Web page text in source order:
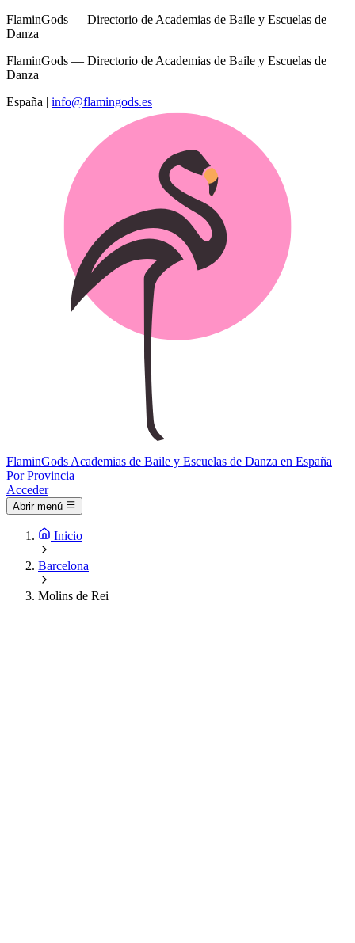
FlaminGods — Directorio de Academias de Baile y Escuelas de
Danza
FlaminGods — Directorio de Academias de Baile y Escuelas de
Danza
España | info@flamingods.es
FlaminGods Academias de Baile y Escuelas de Danza en España
Por Provincia
Acceder
Abrir menú
Inicio
Barcelona
Molins de Rei